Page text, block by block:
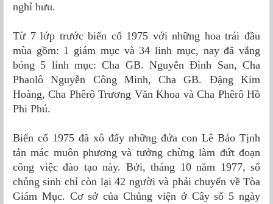
nghỉ hưu.
Từ 7 lớp trước biến cố 1975 với những hoa trái đầu
mùa gồm: 1 giám mục và 34 linh mục, nay đã vắng
bóng 5 linh mục: Cha GB. Nguyễn Đình San, Cha
Phaolô Nguyễn Công Minh, Cha GB. Đặng Kim
Hoàng, Cha Phêrô Trương Văn Khoa và Cha Phêrô Hồ
Phi Phú.
Biến cố 1975 đã xô đẩy những đứa con Lê Bảo Tịnh
tản mác muôn phương và tưởng chừng làm đứt đoạn
công việc đào tạo này. Bởi, tháng 10 năm 1977, số
chủng sinh chỉ còn lại 42 người và phải chuyển về Tòa
Giám Mục. Cơ sở của Chủng viện ở Cây số 5 ngày